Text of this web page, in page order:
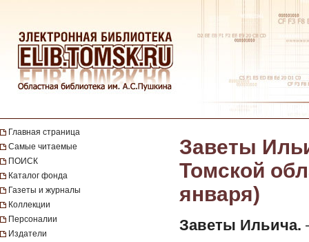
Главная страница
Самые читаемые
ПОИСК
Каталог фонда
Газеты и журналы
Коллекции
Персоналии
Издатели
Заветы
Томской
января)
Заветы Ильича.